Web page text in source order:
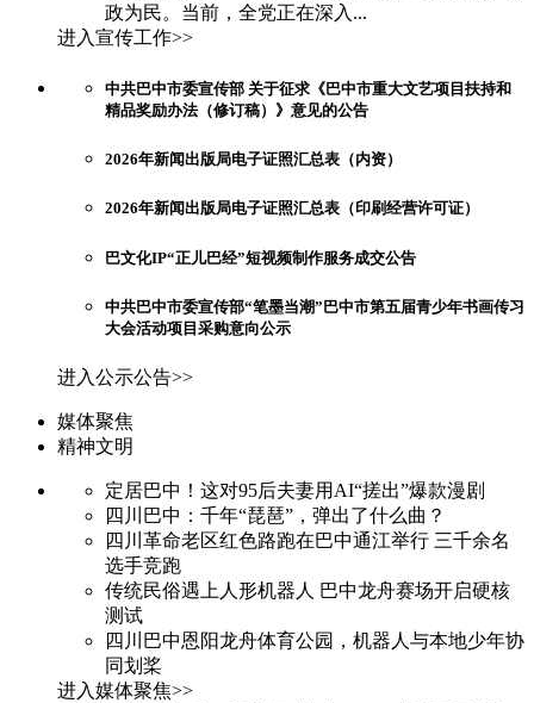
政为民。当前，全党正在深入...
进入宣传工作>>
中共巴中市委宣传部 关于征求《巴中市重大文艺项目扶持和
精品奖励办法（修订稿）》意见的公告
2026年新闻出版局电子证照汇总表（内资）
2026年新闻出版局电子证照汇总表（印刷经营许可证）
巴文化IP“正儿巴经”短视频制作服务成交公告
中共巴中市委宣传部“笔墨当潮”巴中市第五届青少年书画传习
大会活动项目采购意向公示
进入公示公告>>
媒体聚焦
精神文明
定居巴中！这对95后夫妻用AI“搓出”爆款漫剧
四川巴中：千年“琵琶”，弹出了什么曲？
四川革命老区红色路跑在巴中通江举行 三千余名
选手竞跑
传统民俗遇上人形机器人 巴中龙舟赛场开启硬核
测试
四川巴中恩阳龙舟体育公园，机器人与本地少年协
同划桨
进入媒体聚焦>>